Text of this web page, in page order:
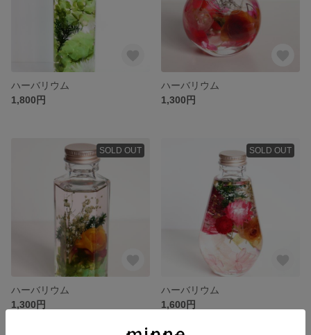
ハーバリウム
1,800円
ハーバリウム
1,300円
SOLD OUT
ハーバリウム
1,300円
SOLD OUT
ハーバリウム
1,600円